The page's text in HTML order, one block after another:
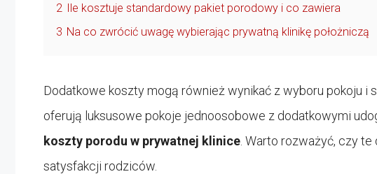
2 Ile kosztuje standardowy pakiet porodowy i co zawiera
3 Na co zwrócić uwagę wybierając prywatną klinikę położniczą
Dodatkowe koszty mogą również wynikać z wyboru pokoju i
oferują luksusowe pokoje jednoosobowe z dodatkowymi
koszty porodu w prywatnej klinice . Warto rozważyć, czy
satysfakcji rodziców.